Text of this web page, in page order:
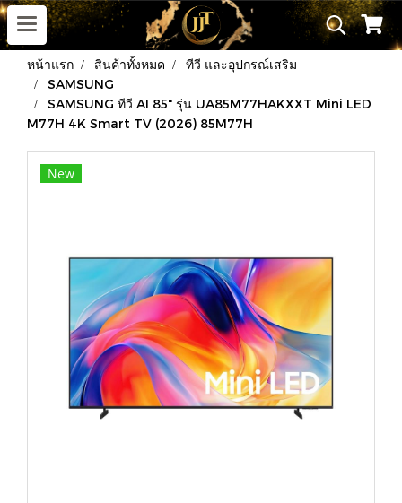
หน้าแรก สินค้าทั้งหมด
ทีวี และอุปกรณ์เสริม
SAMSUNG
SAMSUNG ทีวี AI 85" รุ่น UA85M77HAKXXT Mini LED
M77H 4K Smart TV (2026) 85M77H
New